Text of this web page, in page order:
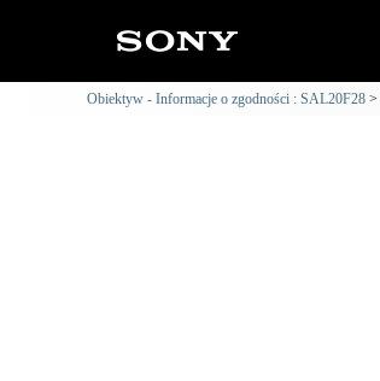
Obiektyw - Informacje o zgodności : SAL20F28